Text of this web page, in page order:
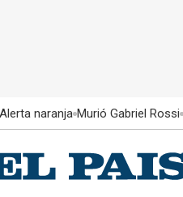
Alerta naranja Murió Gabriel Rossi